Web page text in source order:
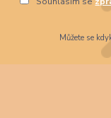
Můžete se